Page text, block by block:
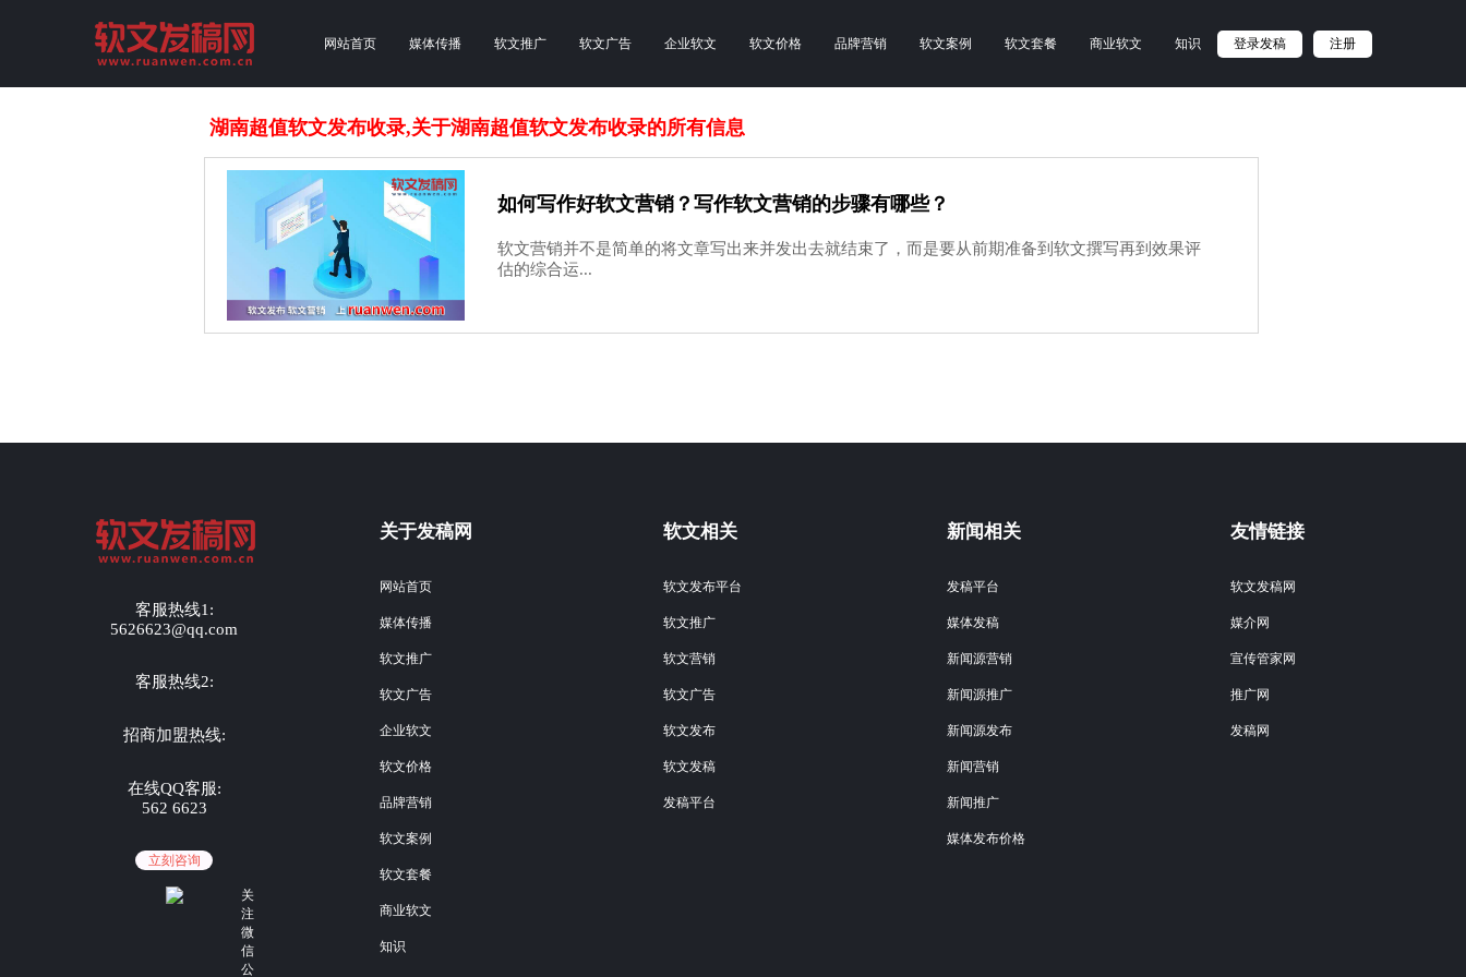
网站首页 媒体传播 软文推广 软文广告 企业软文 软文价格 品牌营销 软文案例 软文套餐 商业软文 知识 登录发稿 注册
湖南超值软文发布收录,关于湖南超值软文发布收录的所有信息
如何写作好软文营销？写作软文营销的步骤有哪些？
软文营销并不是简单的将文章写出来并发出去就结束了，而是要从前期准备到软文撰写再到效果评
估的综合运...
客服热线1:
5626623@qq.com
客服热线2:
招商加盟热线:
在线QQ客服:
562 6623
立刻咨询
关
注
微
信
公
关于发稿网
网站首页
媒体传播
软文推广
软文广告
企业软文
软文价格
品牌营销
软文案例
软文套餐
商业软文
知识
软文相关
软文发布平台
软文推广
软文营销
软文广告
软文发布
软文发稿
发稿平台
新闻相关
发稿平台
媒体发稿
新闻源营销
新闻源推广
新闻源发布
新闻营销
新闻推广
媒体发布价格
友情链接
软文发稿网
媒介网
宣传管家网
推广网
发稿网